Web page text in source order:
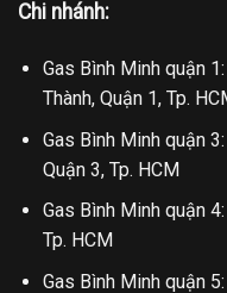
Chi nhánh:
Gas Bình Minh quận
Thành, Quận 1, Tp.
Gas Bình Minh quận
Quận 3, Tp. HCM
Gas Bình Minh quận
Tp. HCM
Gas Bình Minh quận